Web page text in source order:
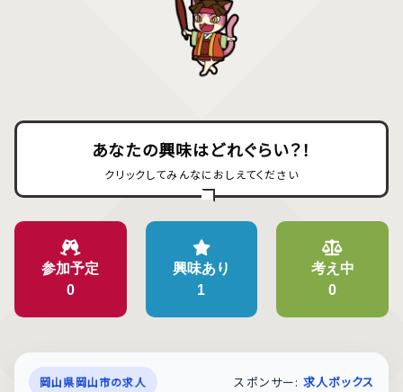
あなたの興味はどれぐらい？！
クリックしてみんなにおしえてください
参加予定
0
興味あり
1
考え中
0
岡山県岡山市の求人 スポンサー: 求人ボックス